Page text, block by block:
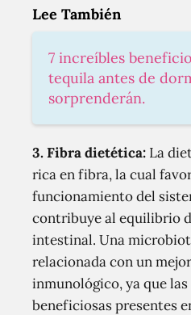
Lee También
7 increíbles
tequila antes de
sorprenderán.
3. Fibra dietética: La
rica en fibra, la cual
funcionamiento del
contribuye al equilibrio
intestinal. Una
relacionada con un
inmunológico, ya que
beneficiosas presentes